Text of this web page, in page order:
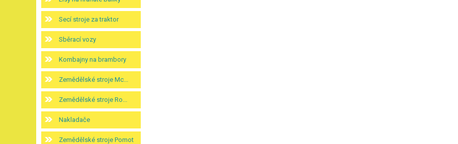
Secí stroje za traktor
Sběrací vozy
Kombajny na brambory
Zemědělské stroje Mc...
Zemědělské stroje Ro...
Nakladače
Zemědělské stroje Pomot